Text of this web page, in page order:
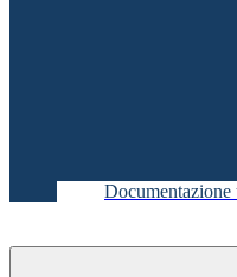
Documentazione